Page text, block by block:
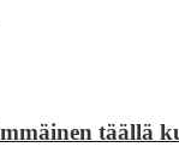
täällä